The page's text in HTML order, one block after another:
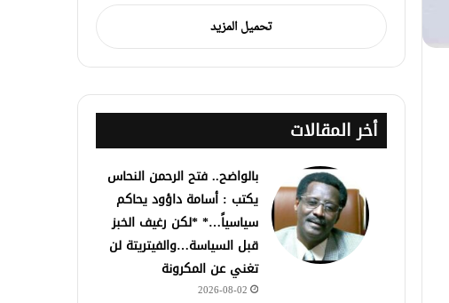
تحميل المزيد
أخر المقالات
بالواضح.. فتح الرحمن النحاس
يكتب : أسامة داؤود يحاكم
سياسياً…* *لكن رغيف الخبز
قبل السياسة…والفيتريتة لن
تغني عن المكرونة
2026-08-02